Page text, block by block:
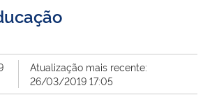
Atualização mais recente:
26/03/2019 17:05